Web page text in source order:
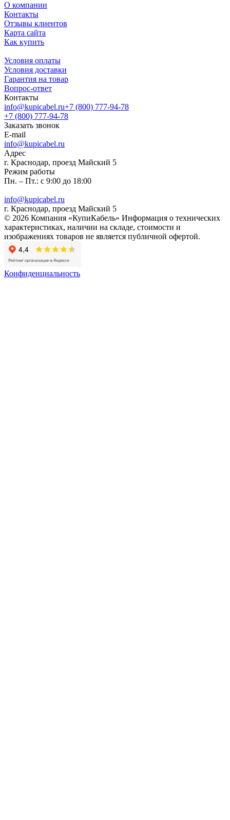
О компании
Контакты
Отзывы клиентов
Карта сайта
Как купить
Условия оплаты
Условия доставки
Гарантия на товар
Вопрос-ответ
Контакты
info@kupicabel.ru+7 (800) 777-94-78
+7 (800) 777-94-78
Заказать звонок
E-mail
info@kupicabel.ru
Адрес
г. Краснодар, проезд Майский 5
Режим работы
Пн. – Пт.: с 9:00 до 18:00
info@kupicabel.ru
г. Краснодар, проезд Майский 5
© 2026 Компания «КупиКабель» Информация о технических
характеристиках, наличии на складе, стоимости и
изображениях товаров не является публичной офертой.
Конфиденциальность